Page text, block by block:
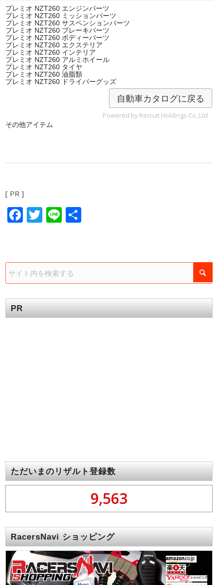
プレミオ NZT260 エンジンパーツ
プレミオ NZT260 ミッションパーツ
プレミオ NZT260 サスペンションパーツ
プレミオ NZT260 ブレーキパーツ
プレミオ NZT260 ボディーパーツ
プレミオ NZT260 エクステリア
プレミオ NZT260 インテリア
プレミオ NZT260 アルミホイール
プレミオ NZT260 タイヤ
プレミオ NZT260 油脂類
プレミオ NZT260 ドライバーグッズ
自動車カタログに戻る
Powered by Recruit Holdings Co.,Ltd
その他アイテム
[ PR ]
Facebook
Twitter
Line
PR
ただいまのリザルト登録数
9,563
RacersNavi ショッピング